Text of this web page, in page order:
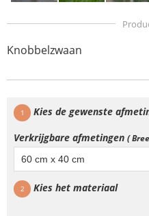
Knobbelzwaan
1
Kies de gewenste
Verkrijgbare afmetingen (
60 cm x 40 cm
2 Kies het materiaal